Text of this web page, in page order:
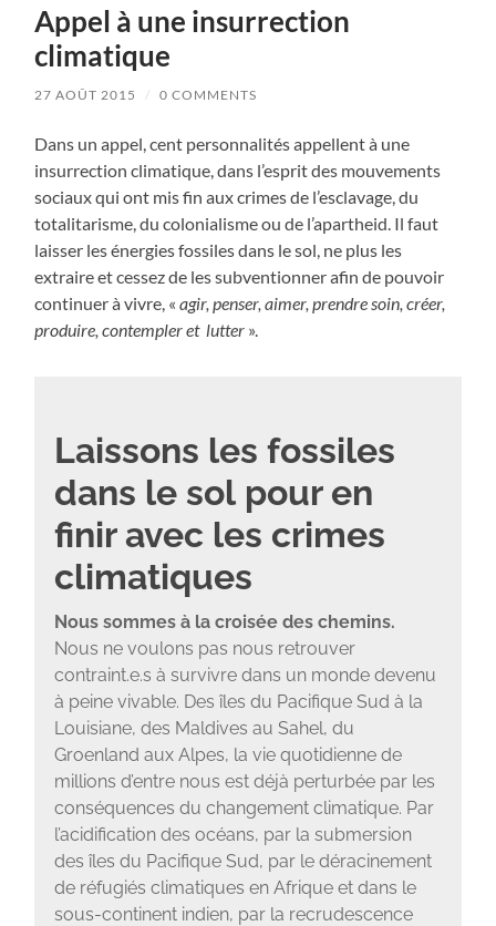
Appel à une insurrection
climatique
27 AOÛT 2015 / 0 COMMENTS
Dans un appel, cent personnalités appellent à une
insurrection climatique, dans l’esprit des mouvements
sociaux qui ont mis fin aux crimes de l’esclavage, du
totalitarisme, du colonialisme ou de l’apartheid. Il faut
laisser les énergies fossiles dans le sol, ne plus les
extraire et cessez de les subventionner afin de pouvoir
continuer à vivre, «agir, penser, aimer, prendre soin, créer,
produire, contempler et lutter ».
Laissons les fossiles
dans le sol pour en
finir avec les crimes
climatiques
Nous sommes à la croisée des chemins.
Nous ne voulons pas nous retrouver
contraint.e.s à survivre dans un monde devenu
à peine vivable. Des îles du Pacifique Sud à la
Louisiane, des Maldives au Sahel, du
Groenland aux Alpes, la vie quotidienne de
millions d’entre nous est déjà perturbée par les
conséquences du changement climatique. Par
l’acidification des océans, par la submersion
des îles du Pacifique Sud, par le déracinement
de réfugiés climatiques en Afrique et dans le
sous-continent indien, par la recrudescence